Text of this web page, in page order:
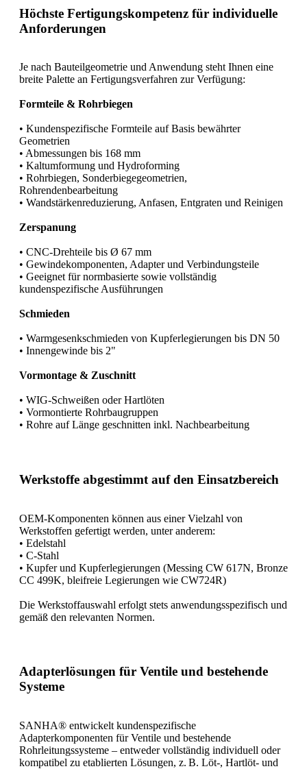
Höchste Fertigungskompetenz für individuelle
Anforderungen
Je nach Bauteilgeometrie und Anwendung steht Ihnen eine
breite Palette an Fertigungsverfahren zur Verfügung:
Formteile & Rohrbiegen
• Kundenspezifische Formteile auf Basis bewährter
Geometrien
• Abmessungen bis 168 mm
• Kaltumformung und Hydroforming
• Rohrbiegen, Sonderbiegegeometrien,
Rohrendenbearbeitung
• Wandstärkenreduzierung, Anfasen, Entgraten und Reinigen
Zerspanung
• CNC-Drehteile bis Ø 67 mm
• Gewindekomponenten, Adapter und Verbindungsteile
• Geeignet für normbasierte sowie vollständig
kundenspezifische Ausführungen
Schmieden
• Warmgesenkschmieden von Kupferlegierungen bis DN 50
• Innengewinde bis 2"
Vormontage & Zuschnitt
• WIG-Schweißen oder Hartlöten
• Vormontierte Rohrbaugruppen
• Rohre auf Länge geschnitten inkl. Nachbearbeitung
Werkstoffe abgestimmt auf den Einsatzbereich
OEM-Komponenten können aus einer Vielzahl von
Werkstoffen gefertigt werden, unter anderem:
• Edelstahl
• C-Stahl
• Kupfer und Kupferlegierungen (Messing CW 617N, Bronze
CC 499K, bleifreie Legierungen wie CW724R)
Die Werkstoffauswahl erfolgt stets anwendungsspezifisch und
gemäß den relevanten Normen.
Adapterlösungen für Ventile und bestehende
Systeme
SANHA® entwickelt kundenspezifische
Adapterkomponenten für Ventile und bestehende
Rohrleitungssysteme – entweder vollständig individuell oder
kompatibel zu etablierten Lösungen, z. B. Löt-, Hartlöt- und